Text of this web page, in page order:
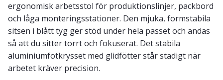
ergonomisk arbetsstol för produktionslinjer, packbord
och låga monteringsstationer. Den mjuka, formstabila
sitsen i blått tyg ger stöd under hela passet och andas
så att du sitter torrt och fokuserat. Det stabila
aluminiumfotkrysset med glidfötter står stadigt när
arbetet kräver precision.